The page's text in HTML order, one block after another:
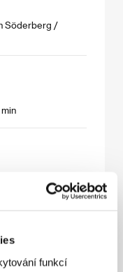
funkcí
Söderberg /